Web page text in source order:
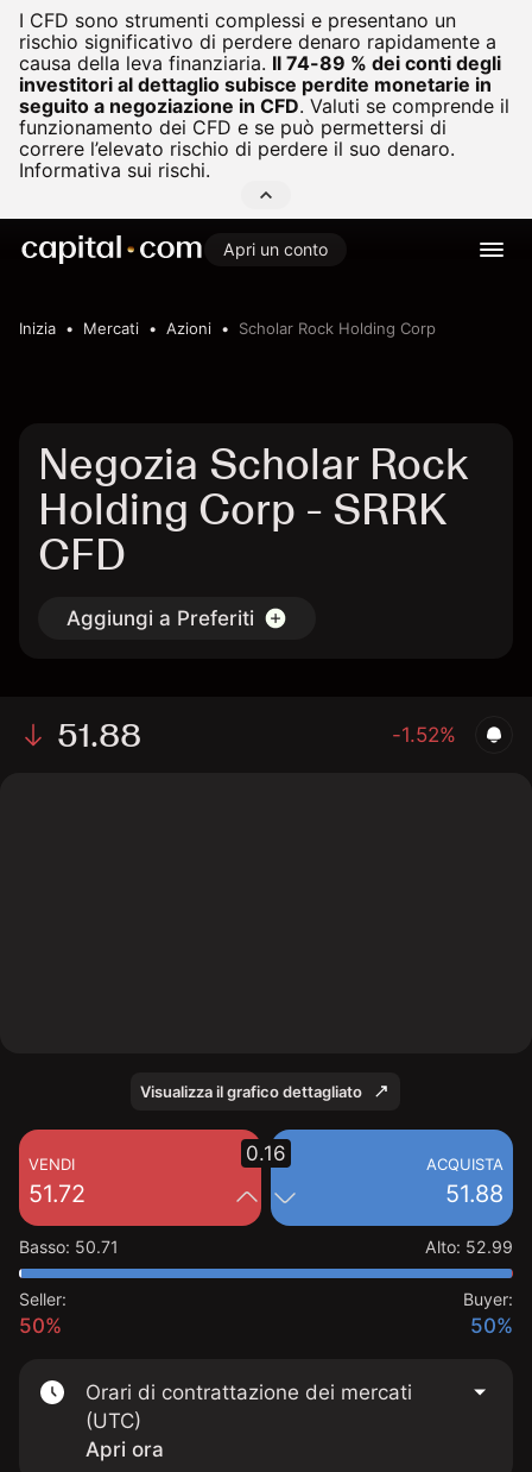
I CFD sono strumenti complessi e presentano un
rischio significativo di perdere denaro rapidamente a
causa della leva finanziaria. Il 74-89 % dei conti degli
investitori al dettaglio subisce perdite monetarie in
seguito a negoziazione in CFD. Valuti se comprende il
funzionamento dei CFD e se può permettersi di
correre l’elevato rischio di perdere il suo denaro.
Informativa sui rischi.
Apri un conto
Inizia Mercati Azioni Scholar Rock Holding Corp
Negozia Scholar Rock
Holding Corp - SRRK
CFD
Aggiungi a Preferiti
51.88 -1.52%
Visualizza il grafico dettagliato
VENDI
51.72
ACQUISTA
51.88
0.16
Basso: 50.71 Alto: 52.99
Seller:
50%
Buyer:
50%
Orari di contrattazione dei mercati
(UTC)
Apri ora